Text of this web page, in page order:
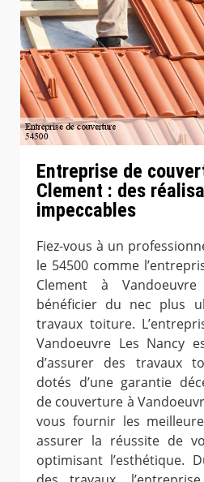
Entreprise de
Clement : des
impeccables
Fiez-vous à un
le 54500 comme
Clement à
bénéficier du nec plus
travaux toiture.
Vandoeuvre Les Nancy
d’assurer des travaux
dotés d’une garantie
de couverture à
vous fournir les
assurer la réussite de
optimisant l’esthétique.